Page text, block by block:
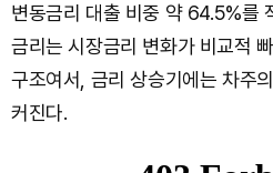
변동금리 대출 비중 약 64.5%를
금리는 시장금리 변화가 비교적
구조여서, 금리 상승기에는 차주
커진다.